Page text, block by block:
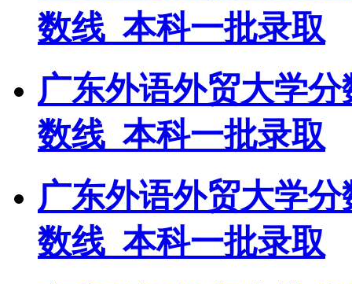
数线_本科一批录取
广东外语外贸大学
数线_本科一批录取
广东外语外贸大学
数线_本科一批录取